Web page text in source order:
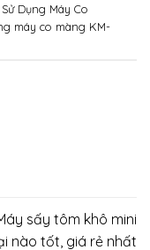
Dụng Máy Co
máy co màng KM-
sấy tôm khô mini
nào tốt, giá rẻ nhất